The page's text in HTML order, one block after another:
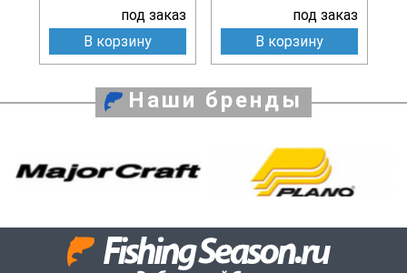
под заказ
В корзину
под заказ
В корзину
Наши бренды